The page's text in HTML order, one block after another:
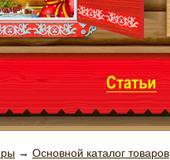
→ Основной каталог товаров